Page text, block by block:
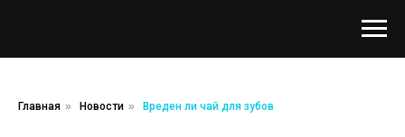
Главная » Новости » Вреден ли чай для зубов